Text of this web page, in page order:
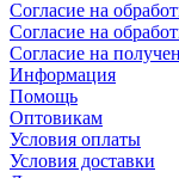
Согласие на
Согласие на
Согласие на
Информация
Помощь
Оптовикам
Условия оплаты
Условия доставки